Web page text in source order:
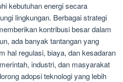
kebutuhan energi secara
lingkungan. Berbagai strategi
kontribusi besar dalam
ada banyak tantangan yang
hal regulasi, biaya, dan kesadaran
industri, dan masyarakat
adopsi teknologi yang lebih